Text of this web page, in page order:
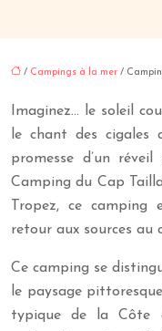
/ Campings à la mer /
Imaginez… le soleil
le chant des cigales
promesse d’un
Camping du Cap
Tropez, ce camping
retour aux sources au
Ce camping se
le paysage
typique de la Côte